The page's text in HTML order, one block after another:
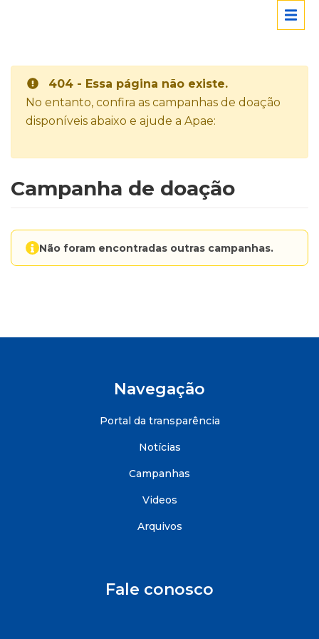
404 - Essa página não existe.
No entanto, confira as campanhas de doação
disponíveis abaixo e ajude a Apae:
Campanha de doação
Não foram encontradas outras campanhas.
Navegação
Portal da transparência
Notícias
Campanhas
Videos
Arquivos
Fale conosco